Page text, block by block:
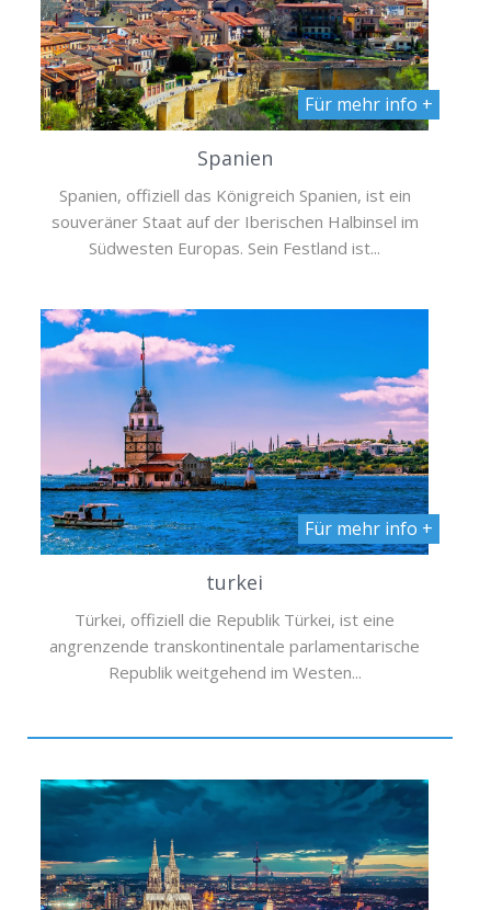
Für mehr info +
Spanien
Spanien, offiziell das Königreich Spanien, ist ein
souveräner Staat auf der Iberischen Halbinsel im
Südwesten Europas. Sein Festland ist...
Für mehr info +
turkei
Türkei, offiziell die Republik Türkei, ist eine
angrenzende transkontinentale parlamentarische
Republik weitgehend im Westen...